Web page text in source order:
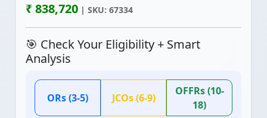
₹ 838,720 | SKU: 67334
🎯 Check Your Eligibility + Smart
Analysis
ORs (3-5) JCOs (6-9)
OFFRs (10-
18)